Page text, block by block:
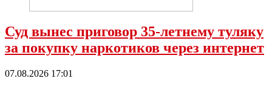
Суд вынес приговор 35-летнему туляку
за покупку наркотиков через интернет
07.08.2026 17:01